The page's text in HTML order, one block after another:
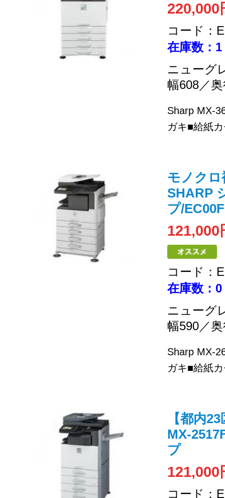
220,000
コード：
在庫数：1
ニューグ
幅608／
Sharp MX-
ガキ■給紙
モノクロ
SHARP
プ/
121,000
コード：
在庫数：0
ニューグ
幅590／
Sharp MX-
ガキ■給紙
【都内
MX-
プ
121,000
コード：